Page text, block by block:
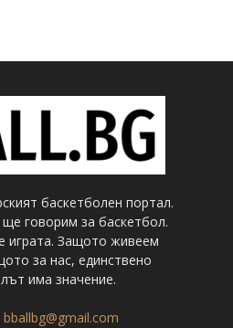
баскетболен портал.
говорим за баскетбол.
играта. Защото живеем
за нас, единствено
има значение.
bballbg@gmail.com